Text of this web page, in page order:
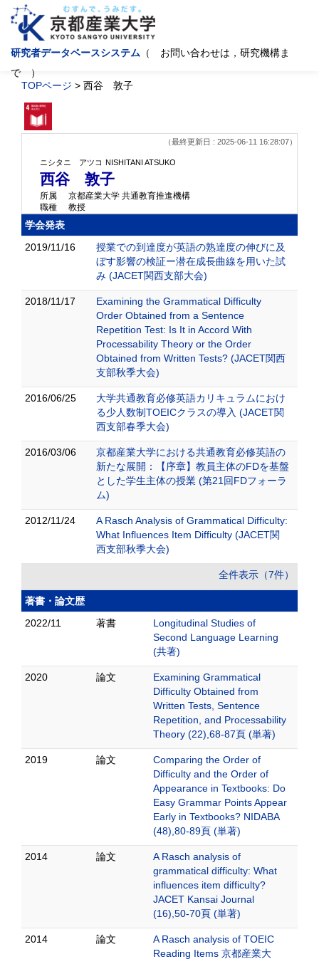
研究者データベースシステム （ お問い合わせは，研究機構ま
で ）
TOPページ > 西谷 敦子
（最終更新日 : 2025-06-11 16:28:07）
ニシタニ アツコ NISHITANI ATSUKO
西谷 敦子
所属
京都産業大学 共通教育推進機構
職種
教授
学会発表
2019/11/16
授業での到達度が英語の熟達度の伸びに及
ぼす影響の検証ー潜在成長曲線を用いた試
み (JACET関西支部大会)
2018/11/17
Examining the Grammatical Difficulty
Order Obtained from a Sentence
Repetition Test: Is It in Accord With
Processability Theory or the Order
Obtained from Written Tests? (JACET関西
支部秋季大会)
2016/06/25
大学共通教育必修英語カリキュラムにおけ
る少人数制TOEICクラスの導入 (JACET関
西支部春季大会)
2016/03/06
京都産業大学における共通教育必修英語の
新たな展開：【序章】教員主体のFDを基盤
とした学生主体の授業 (第21回FDフォーラ
ム)
2012/11/24
A Rasch Analysis of Grammatical Difficulty:
What Influences Item Difficulty (JACET関
西支部秋季大会)
全件表示（7件）
著書・論文歴
2022/11
著書
Longitudinal Studies of
Second Language Learning
(共著)
2020 論文
Examining Grammatical
Difficulty Obtained from
Written Tests, Sentence
Repetition, and Processability
Theory (22),68-87頁 (単著)
2019 論文
Comparing the Order of
Difficulty and the Order of
Appearance in Textbooks: Do
Easy Grammar Points Appear
Early in Textbooks? NIDABA
(48),80-89頁 (単著)
2014 論文
A Rasch analysis of
grammatical difficulty: What
influences item difficulty?
JACET Kansai Journal
(16),50-70頁 (単著)
2014 論文
A Rasch analysis of TOEIC
Reading Items 京都産業大